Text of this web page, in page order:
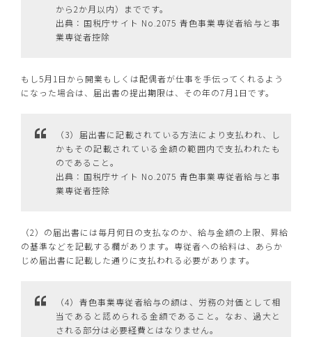
から2か月以内）までです。
出典：国税庁サイト No.2075 青色事業専従者給与と事
業専従者控除
もし5月1日から開業もしくは配偶者が仕事を手伝ってくれるよう
になった場合は、届出書の提出期限は、その年の7月1日です。
（3）届出書に記載されている方法により支払われ、し
かもその記載されている金額の範囲内で支払われたも
のであること。
出典：国税庁サイト No.2075 青色事業専従者給与と事
業専従者控除
（2）の届出書には毎月何日の支払なのか、給与金額の上限、昇給
の基準などを記載する欄があります。専従者への給料は、あらか
じめ届出書に記載した通りに支払われる必要があります。
（4）青色事業専従者給与の額は、労務の対価として相
当であると認められる金額であること。なお、過大と
される部分は必要経費とはなりません。